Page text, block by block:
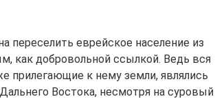
переселить еврейское население из
как добровольной ссылкой. Ведь вся
прилегающие к нему земли, являлись
Востока, несмотря на суровый